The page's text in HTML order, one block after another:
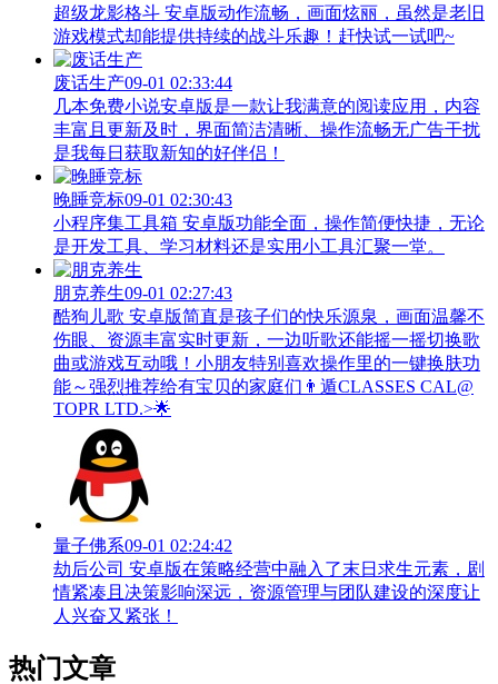
超级龙影格斗 安卓版动作流畅，画面炫丽，虽然是老旧
游戏模式却能提供持续的战斗乐趣！赶快试一试吧~
废话生产09-01 02:33:44
几本免费小说安卓版是一款让我满意的阅读应用，内容
丰富且更新及时，界面简洁清晰、操作流畅无广告干扰
是我每日获取新知的好伴侣！
晚睡竞标09-01 02:30:43
小程序集工具箱 安卓版功能全面，操作简便快捷，无论
是开发工具、学习材料还是实用小工具汇聚一堂。
朋克养生09-01 02:27:43
酷狗儿歌 安卓版简直是孩子们的快乐源泉，画面温馨不
伤眼、资源丰富实时更新，一边听歌还能摇一摇切换歌
曲或游戏互动哦！小朋友特别喜欢操作里的一键换肤功
能～强烈推荐给有宝贝的家庭们👨‍遁️CLASSES CAL@
TOPR LTD.>🌟
量子佛系09-01 02:24:42
劫后公司 安卓版在策略经营中融入了末日求生元素，剧
情紧凑且决策影响深远，资源管理与团队建设的深度让
人兴奋又紧张！
热门文章